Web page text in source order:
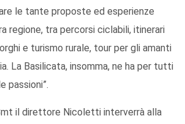
le tante proposte ed esperienze
regione, tra percorsi ciclabili, itinerari
e turismo rurale, tour per gli amanti
La Basilicata, insomma, ne ha per tutti
passioni”.
il direttore Nicoletti interverrà alla